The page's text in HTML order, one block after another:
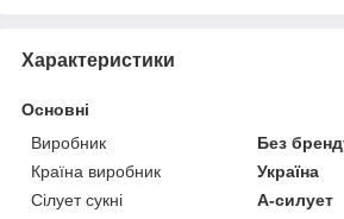
Характеристики
Основні
Виробник
Без
Країна виробник
Україна
Сілует сукні
А-силует